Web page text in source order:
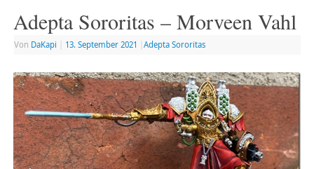
Adepta Sororitas – Morveen Vahl
Von DaKapi 13. September 2021 Adepta Sororitas